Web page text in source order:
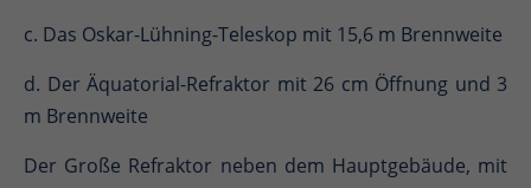
c. Das Oskar-Lühning-Teleskop mit 15,6 m Brennweite
d. Der Äquatorial-Refraktor mit 26 cm Öffnung und 3
m Brennweite
Der Große Refraktor neben dem Hauptgebäude, mit